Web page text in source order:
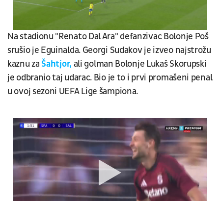
Na stadionu "Renato Dal Ara" defanzivac Bolonje Poš
srušio je Eguinalda. Georgi Sudakov je izveo najstrožu
kaznu zaŠahtjor, ali golman Bolonje Lukaš Skorupski
je odbranio taj udarac. Bio je to i prvi promašeni penal
u ovoj sezoni UEFA Lige šampiona.